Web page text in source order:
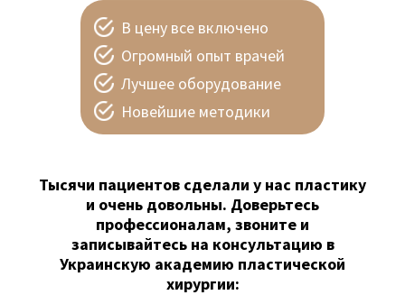
В цену все включено
Огромный опыт врачей
Лучшее оборудование
Новейшие методики
Тысячи пациентов сделали у нас пластику
и очень довольны. Доверьтесь
профессионалам, звоните и
записывайтесь на консультацию в
Украинскую академию пластической
хирургии: